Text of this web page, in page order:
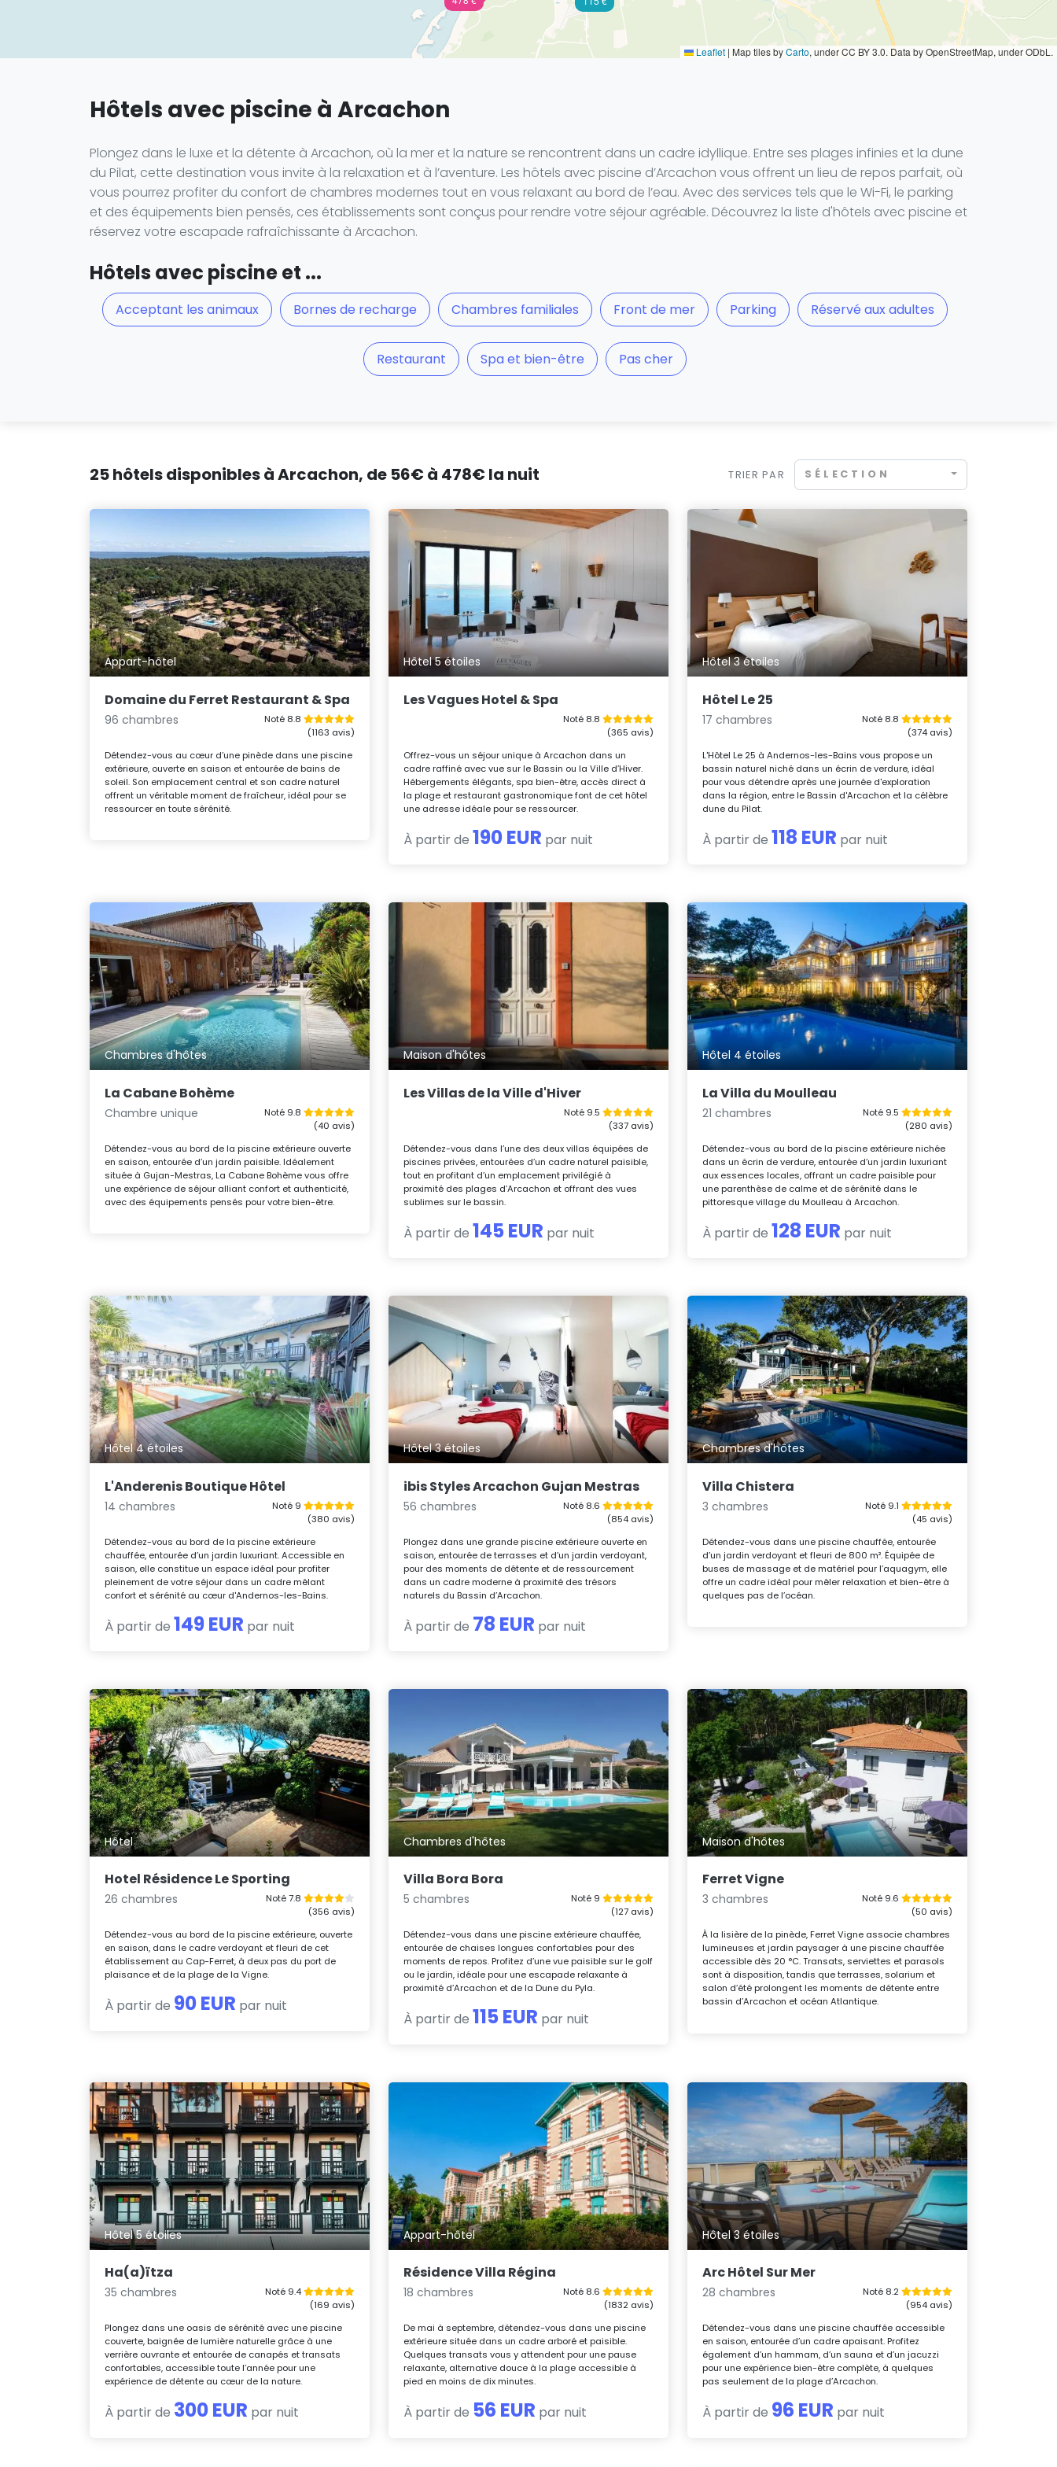
Leaflet | Map tiles byCarto, under CC BY 3.0. Data by OpenStreetMap, under ODbL.
Hôtels avec piscine à Arcachon
Plongez dans le luxe et la détente à Arcachon, où la mer et la nature se rencontrent dans un cadre idyllique. Entre ses plages infinies et la dune
du Pilat, cette destination vous invite à la relaxation et à l’aventure. Les hôtels avec piscine d’Arcachon vous offrent un lieu de repos parfait, où
vous pourrez profiter du confort de chambres modernes tout en vous relaxant au bord de l’eau. Avec des services tels que le Wi-Fi, le parking
et des équipements bien pensés, ces établissements sont conçus pour rendre votre séjour agréable. Découvrez la liste d'hôtels avec piscine et
réservez votre escapade rafraîchissante à Arcachon.
Hôtels avec piscine et ...
Acceptant les animaux Bornes de recharge Chambres familiales Front de mer Parking Réservé aux adultes
Restaurant Spa et bien-être Pas cher
25 hôtels disponibles à Arcachon, de 56€ à 478€ la nuit TRIER PAR SÉLECTION
Appart-hôtel
Domaine du Ferret Restaurant & Spa
96 chambres
Noté 8.8
(1163 avis)
Détendez-vous au cœur d’une pinède dans une piscine
extérieure, ouverte en saison et entourée de bains de
soleil. Son emplacement central et son cadre naturel
offrent un véritable moment de fraîcheur, idéal pour se
ressourcer en toute sérénité.
Hôtel 5 étoiles
Les Vagues Hotel & Spa
Noté 8.8
(365 avis)
Offrez-vous un séjour unique à Arcachon dans un
cadre raffiné avec vue sur le Bassin ou la Ville d’Hiver.
Hébergements élégants, spa bien-être, accès direct à
la plage et restaurant gastronomique font de cet hôtel
une adresse idéale pour se ressourcer.
À partir de 190 EUR par nuit
Hôtel 3 étoiles
Hôtel Le 25
17 chambres
Noté 8.8
(374 avis)
L'Hôtel Le 25 à Andernos-les-Bains vous propose un
bassin naturel niché dans un écrin de verdure, idéal
pour vous détendre après une journée d'exploration
dans la région, entre le Bassin d'Arcachon et la célèbre
dune du Pilat.
À partir de 118 EUR par nuit
Chambres d'hôtes
La Cabane Bohème
Chambre unique
Noté 9.8
(40 avis)
Détendez-vous au bord de la piscine extérieure ouverte
en saison, entourée d’un jardin paisible. Idéalement
située à Gujan-Mestras, La Cabane Bohème vous offre
une expérience de séjour alliant confort et authenticité,
avec des équipements pensés pour votre bien-être.
Maison d'hôtes
Les Villas de la Ville d'Hiver
Noté 9.5
(337 avis)
Détendez-vous dans l’une des deux villas équipées de
piscines privées, entourées d’un cadre naturel paisible,
tout en profitant d’un emplacement privilégié à
proximité des plages d’Arcachon et offrant des vues
sublimes sur le bassin.
À partir de145 EUR par nuit
Hôtel 4 étoiles
La Villa du Moulleau
21 chambres
Noté 9.5
(280 avis)
Détendez-vous au bord de la piscine extérieure nichée
dans un écrin de verdure, entourée d’un jardin luxuriant
aux essences locales, offrant un cadre paisible pour
une parenthèse de calme et de sérénité dans le
pittoresque village du Moulleau à Arcachon.
À partir de128 EUR par nuit
Hôtel 4 étoiles
L'Anderenis Boutique Hôtel
14 chambres
Noté 9
(380 avis)
Détendez-vous au bord de la piscine extérieure
chauffée, entourée d’un jardin luxuriant. Accessible en
saison, elle constitue un espace idéal pour profiter
pleinement de votre séjour dans un cadre mêlant
confort et sérénité au cœur d'Andernos-les-Bains.
À partir de149 EUR par nuit
Hôtel 3 étoiles
ibis Styles Arcachon Gujan Mestras
56 chambres
Noté 8.6
(854 avis)
Plongez dans une grande piscine extérieure ouverte en
saison, entourée de terrasses et d’un jardin verdoyant,
pour des moments de détente et de ressourcement
dans un cadre moderne à proximité des trésors
naturels du Bassin d’Arcachon.
À partir de 78 EUR par nuit
Chambres d'hôtes
Villa Chistera
3 chambres
Noté 9.1
(45 avis)
Détendez-vous dans une piscine chauffée, entourée
d’un jardin verdoyant et fleuri de 800 m². Équipée de
buses de massage et de matériel pour l’aquagym, elle
offre un cadre idéal pour mêler relaxation et bien-être à
quelques pas de l’océan.
Hôtel
Hotel Résidence Le Sporting
26 chambres
Noté 7.8
(356 avis)
Détendez-vous au bord de la piscine extérieure, ouverte
en saison, dans le cadre verdoyant et fleuri de cet
établissement au Cap-Ferret, à deux pas du port de
plaisance et de la plage de la Vigne.
À partir de 90 EUR par nuit
Chambres d'hôtes
Villa Bora Bora
5 chambres
Noté 9
(127 avis)
Détendez-vous dans une piscine extérieure chauffée,
entourée de chaises longues confortables pour des
moments de repos. Profitez d’une vue paisible sur le golf
ou le jardin, idéale pour une escapade relaxante à
proximité d’Arcachon et de la Dune du Pyla.
À partir de 115 EUR par nuit
Maison d'hôtes
Ferret Vigne
3 chambres
Noté 9.6
(50 avis)
À la lisière de la pinède, Ferret Vigne associe chambres
lumineuses et jardin paysager à une piscine chauffée
accessible dès 20 °C. Transats, serviettes et parasols
sont à disposition, tandis que terrasses, solarium et
salon d’été prolongent les moments de détente entre
bassin d’Arcachon et océan Atlantique.
Hôtel 5 étoiles
Ha(a)ïtza
35 chambres
Noté 9.4
(169 avis)
Plongez dans une oasis de sérénité avec une piscine
couverte, baignée de lumière naturelle grâce à une
verrière ouvrante et entourée de canapés et transats
confortables, accessible toute l’année pour une
expérience de détente au cœur de la nature.
À partir de 300 EUR par nuit
Appart-hôtel
Résidence Villa Régina
18 chambres
Noté 8.6
(1832 avis)
De mai à septembre, détendez-vous dans une piscine
extérieure située dans un cadre arboré et paisible.
Quelques transats vous y attendent pour une pause
relaxante, alternative douce à la plage accessible à
pied en moins de dix minutes.
À partir de 56 EUR par nuit
Hôtel 3 étoiles
Arc Hôtel Sur Mer
28 chambres
Noté 8.2
(954 avis)
Détendez-vous dans une piscine chauffée accessible
en saison, entourée d’un cadre apaisant. Profitez
également d’un hammam, d’un sauna et d’un jacuzzi
pour une expérience bien-être complète, à quelques
pas seulement de la plage d’Arcachon.
À partir de 96 EUR par nuit